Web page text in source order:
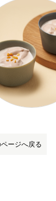
ージへ戻る